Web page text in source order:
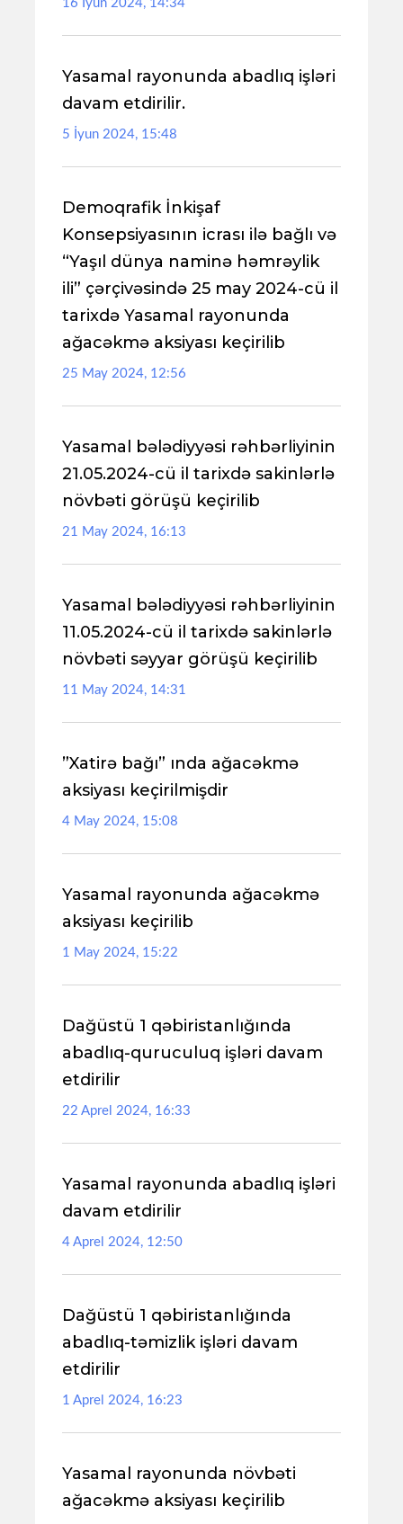
16 İyun 2024, 14:34
Yasamal rayonunda abadlıq işləri
davam etdirilir.
5 İyun 2024, 15:48
Demoqrafik İnkişaf
Konsepsiyasının icrası ilə bağlı və
“Yaşıl dünya naminə həmrəylik
ili” çərçivəsində 25 may 2024-cü il
tarixdə Yasamal rayonunda
ağacəkmə aksiyası keçirilib
25 May 2024, 12:56
Yasamal bələdiyyəsi rəhbərliyinin
21.05.2024-cü il tarixdə sakinlərlə
növbəti görüşü keçirilib
21 May 2024, 16:13
Yasamal bələdiyyəsi rəhbərliyinin
11.05.2024-cü il tarixdə sakinlərlə
növbəti səyyar görüşü keçirilib
11 May 2024, 14:31
”Xatirə bağı” ında ağacəkmə
aksiyası keçirilmişdir
4 May 2024, 15:08
Yasamal rayonunda ağacəkmə
aksiyası keçirilib
1 May 2024, 15:22
Dağüstü 1 qəbiristanlığında
abadlıq-quruculuq işləri davam
etdirilir
22 Aprel 2024, 16:33
Yasamal rayonunda abadlıq işləri
davam etdirilir
4 Aprel 2024, 12:50
Dağüstü 1 qəbiristanlığında
abadlıq-təmizlik işləri davam
etdirilir
1 Aprel 2024, 16:23
Yasamal rayonunda növbəti
ağacəkmə aksiyası keçirilib